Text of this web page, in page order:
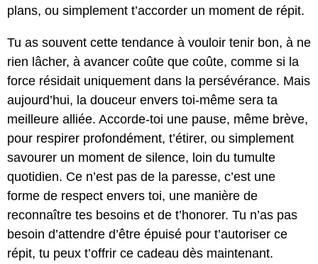
plans, ou simplement t’accorder un moment de répit.
Tu as souvent cette tendance à vouloir tenir bon, à ne
rien lâcher, à avancer coûte que coûte, comme si la
force résidait uniquement dans la persévérance. Mais
aujourd’hui, la douceur envers toi-même sera ta
meilleure alliée. Accorde-toi une pause, même brève,
pour respirer profondément, t’étirer, ou simplement
savourer un moment de silence, loin du tumulte
quotidien. Ce n’est pas de la paresse, c’est une
forme de respect envers toi, une manière de
reconnaître tes besoins et de t’honorer. Tu n’as pas
besoin d’attendre d’être épuisé pour t’autoriser ce
répit, tu peux t’offrir ce cadeau dès maintenant.